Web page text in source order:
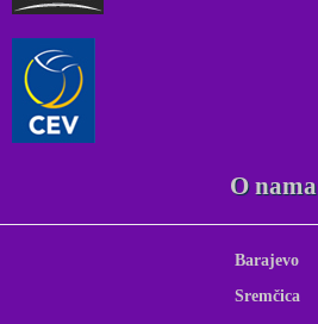
O nama
Barajevo
Sremčica